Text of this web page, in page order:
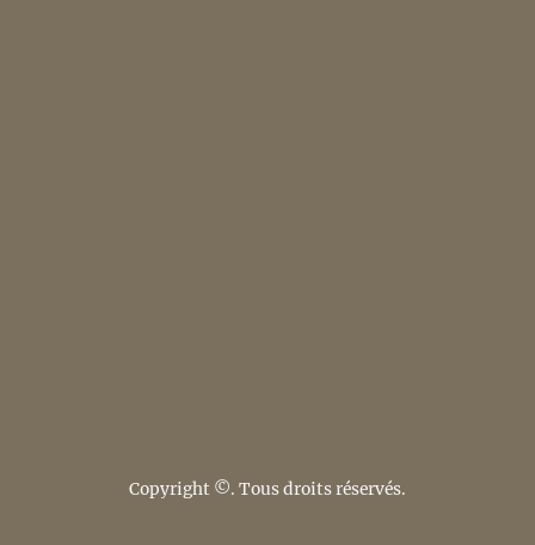
Copyright ©. Tous droits réservés.